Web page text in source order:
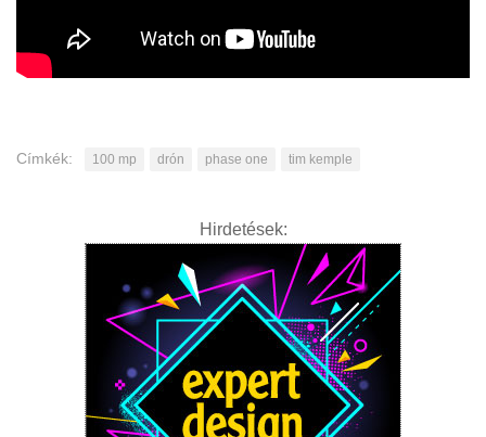
Címkék: 100 mp drón phase one tim kemple
Hirdetések: